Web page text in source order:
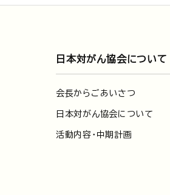
日本対がん協会について
会長からごあいさつ
日本対がん協会について
活動内容・中期計画